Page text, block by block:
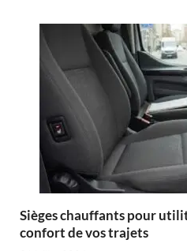
Sièges chauffants pour
confort de vos trajets